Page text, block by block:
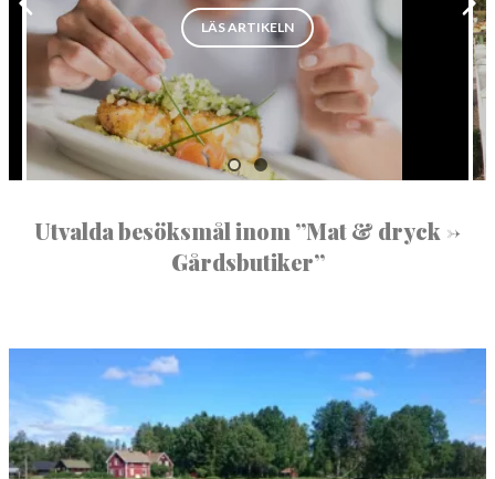
PÅ LOKAL MAT”
LÄS ARTIKELN”LOKALT PÅ TALLRIKEN”
Utvalda besöksmål inom ”Mat & dryck ->
Gårdsbutiker”